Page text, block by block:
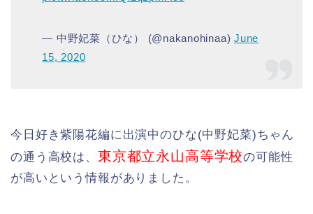
— 中野妃菜（ひな） (@nakanohinaa)June
15, 2020
今日好き紫陽花編に出演中のひな(中野妃菜)ちゃん
の通う高校は、 東京都立永山高等学校の可能性
が高いという情報がありました。